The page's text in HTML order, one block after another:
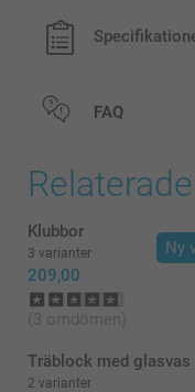
FAQ
Ny
Klubbor
3 varianter
209,00
(3 omdömen)
Träblock med glasvas
2 varianter